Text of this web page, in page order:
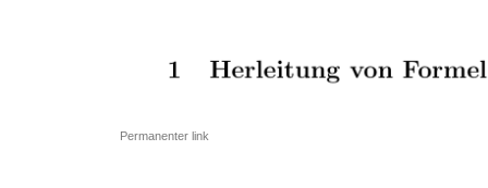
Permanenter link